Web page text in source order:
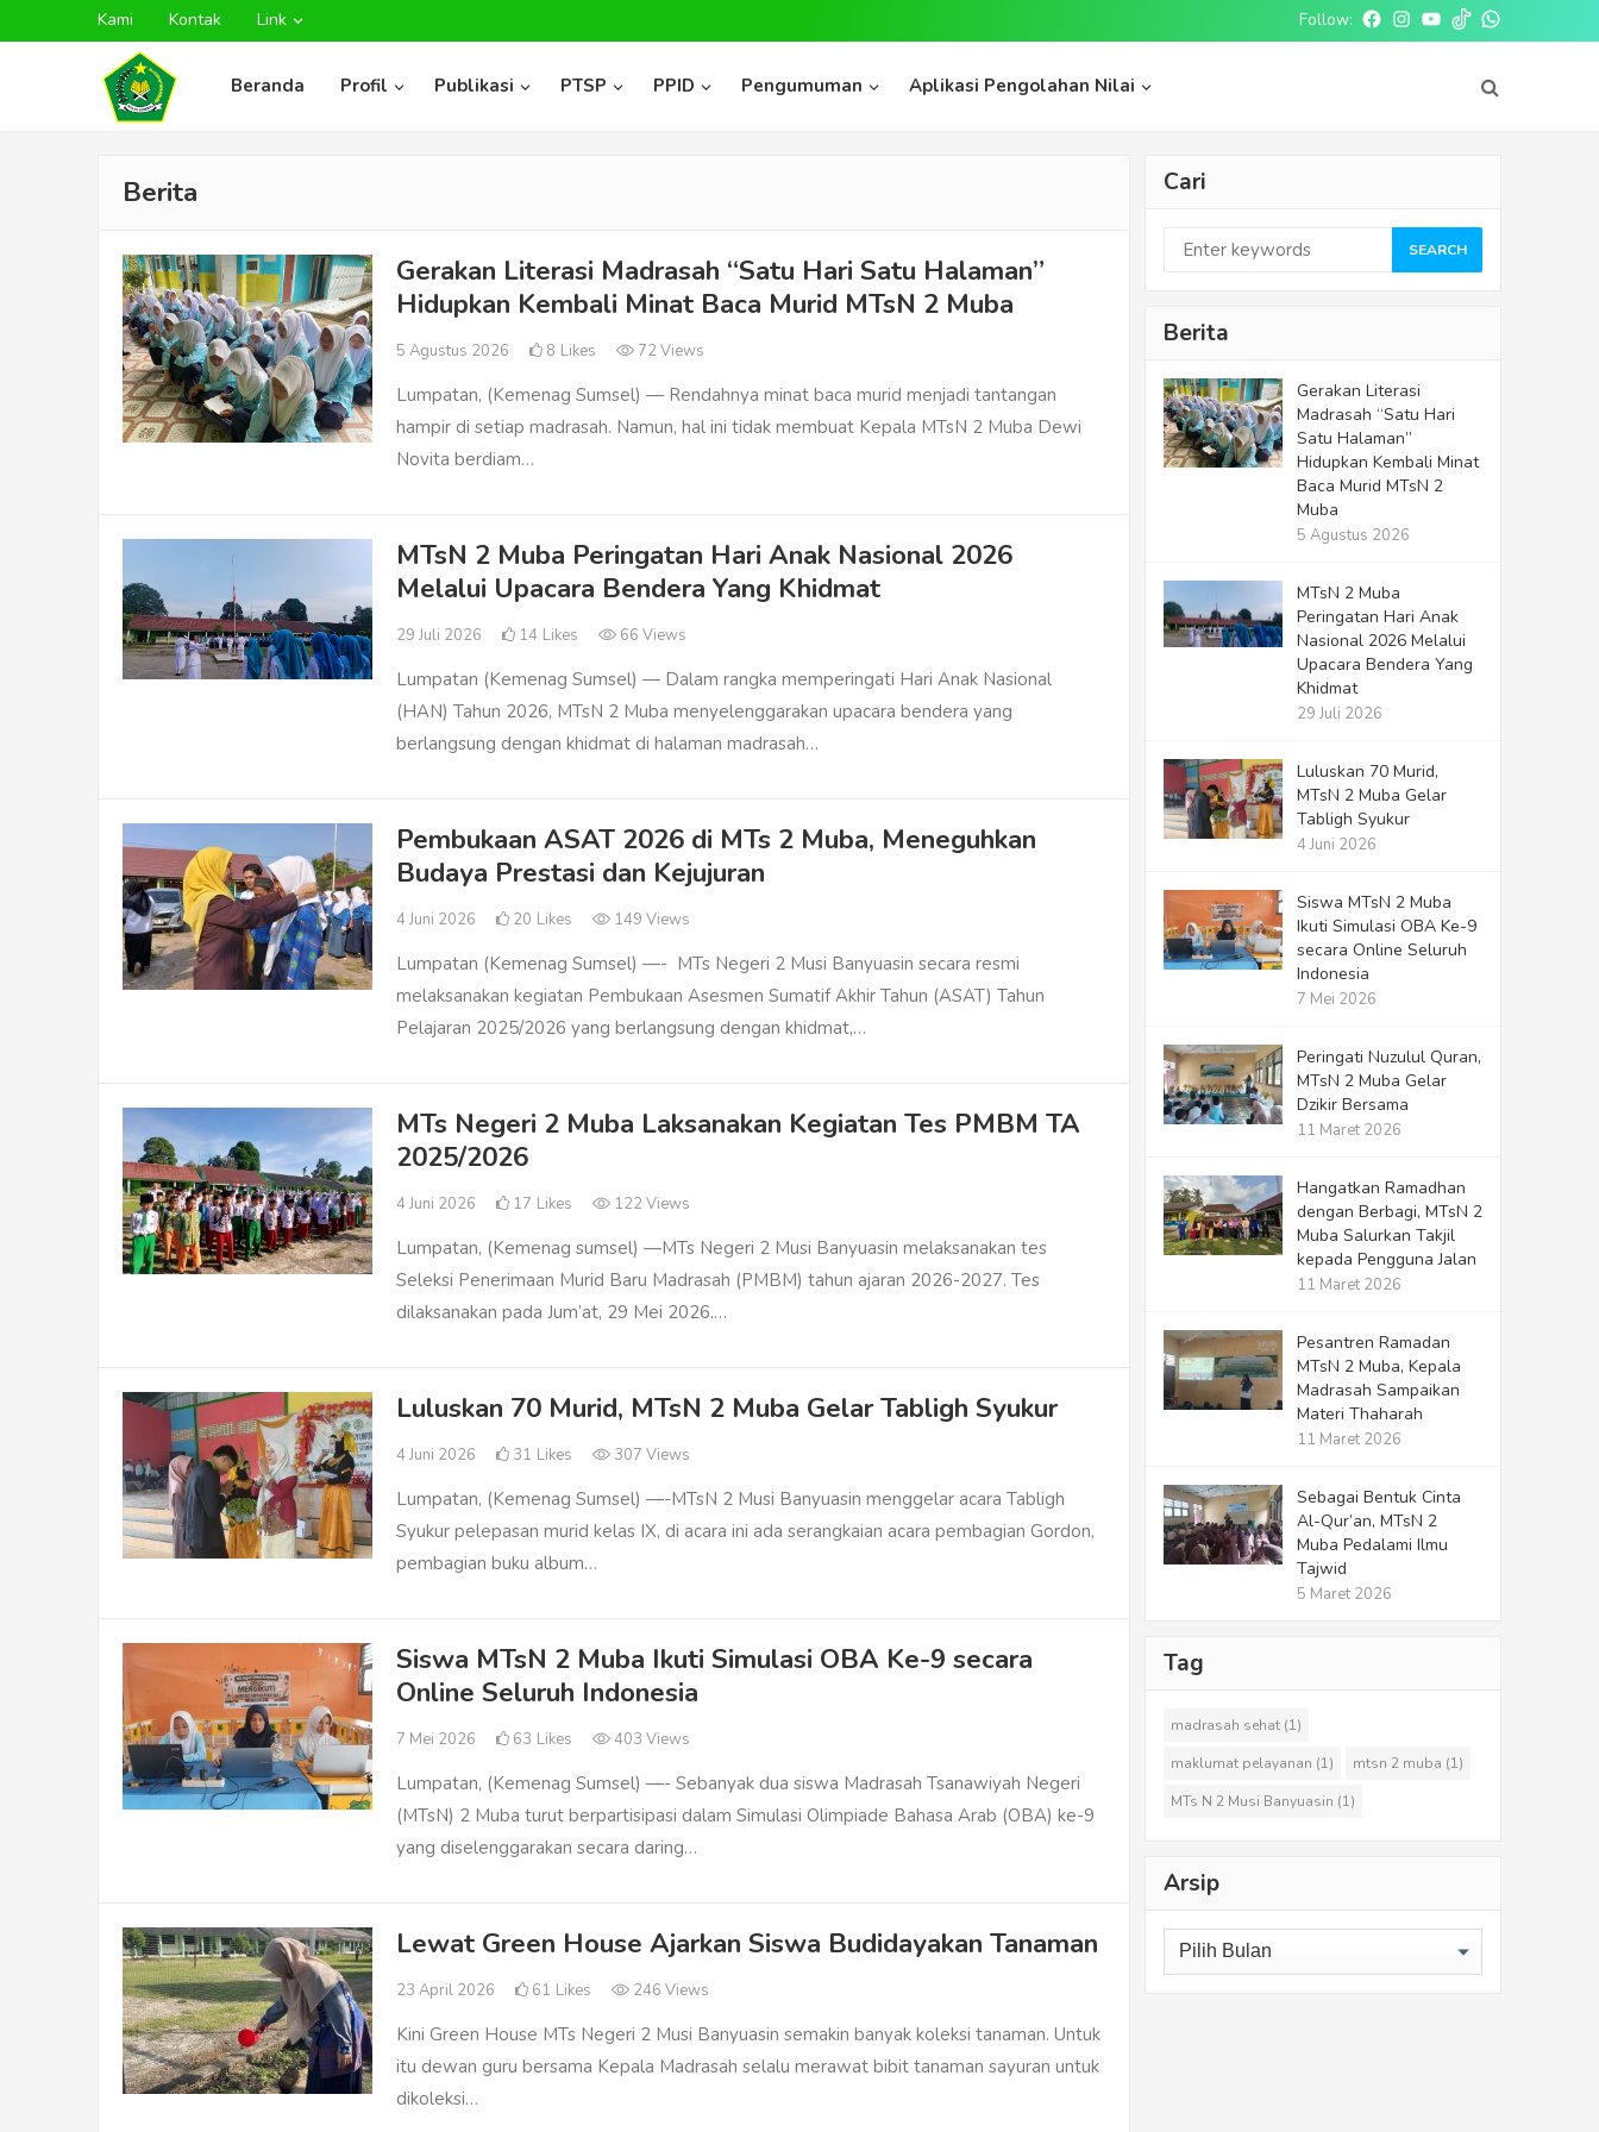
Kami Kontak Link Follow: FacebookInstagram
Youtube
tiktokwhatsapp
Beranda Profil Publikasi PTSP PPID Pengumuman Aplikasi Pengolahan Nilai
Berita
Gerakan Literasi Madrasah “Satu Hari Satu Halaman”
Hidupkan Kembali Minat Baca Murid MTsN 2 Muba
5 Agustus 2026 8 Likes 72 Views
Lumpatan, (Kemenag Sumsel) — Rendahnya minat baca murid menjadi tantangan
hampir di setiap madrasah. Namun, hal ini tidak membuat Kepala MTsN 2 Muba Dewi
Novita berdiam…
MTsN 2 Muba Peringatan Hari Anak Nasional 2026
Melalui Upacara Bendera Yang Khidmat
29 Juli 2026 14 Likes 66 Views
Lumpatan (Kemenag Sumsel) — Dalam rangka memperingati Hari Anak Nasional
(HAN) Tahun 2026, MTsN 2 Muba menyelenggarakan upacara bendera yang
berlangsung dengan khidmat di halaman madrasah…
Pembukaan ASAT 2026 di MTs 2 Muba, Meneguhkan
Budaya Prestasi dan Kejujuran
4 Juni 2026 20 Likes 149 Views
Lumpatan (Kemenag Sumsel) —- MTs Negeri 2 Musi Banyuasin secara resmi
melaksanakan kegiatan Pembukaan Asesmen Sumatif Akhir Tahun (ASAT) Tahun
Pelajaran 2025/2026 yang berlangsung dengan khidmat,…
MTs Negeri 2 Muba Laksanakan Kegiatan Tes PMBM TA
2025/2026
4 Juni 2026 17 Likes 122 Views
Lumpatan, (Kemenag sumsel) —MTs Negeri 2 Musi Banyuasin melaksanakan tes
Seleksi Penerimaan Murid Baru Madrasah (PMBM) tahun ajaran 2026-2027. Tes
dilaksanakan pada Jum’at, 29 Mei 2026.…
Luluskan 70 Murid, MTsN 2 Muba Gelar Tabligh Syukur
4 Juni 2026 31 Likes 307 Views
Lumpatan, (Kemenag Sumsel) —-MTsN 2 Musi Banyuasin menggelar acara Tabligh
Syukur pelepasan murid kelas IX, di acara ini ada serangkaian acara pembagian Gordon,
pembagian buku album…
Siswa MTsN 2 Muba Ikuti Simulasi OBA Ke-9 secara
Online Seluruh Indonesia
7 Mei 2026 63 Likes 403 Views
Lumpatan, (Kemenag Sumsel) —- Sebanyak dua siswa Madrasah Tsanawiyah Negeri
(MTsN) 2 Muba turut berpartisipasi dalam Simulasi Olimpiade Bahasa Arab (OBA) ke-9
yang diselenggarakan secara daring…
Lewat Green House Ajarkan Siswa Budidayakan Tanaman
23 April 2026 61 Likes 246 Views
Kini Green House MTs Negeri 2 Musi Banyuasin semakin banyak koleksi tanaman. Untuk
itu dewan guru bersama Kepala Madrasah selalu merawat bibit tanaman sayuran untuk
dikoleksi…
Cari
SEARCH
Berita
Gerakan Literasi
Madrasah “Satu Hari
Satu Halaman”
Hidupkan Kembali Minat
Baca Murid MTsN 2
Muba
5 Agustus 2026
MTsN 2 Muba
Peringatan Hari Anak
Nasional 2026 Melalui
Upacara Bendera Yang
Khidmat
29 Juli 2026
Luluskan 70 Murid,
MTsN 2 Muba Gelar
Tabligh Syukur
4 Juni 2026
Siswa MTsN 2 Muba
Ikuti Simulasi OBA Ke-9
secara Online Seluruh
Indonesia
7 Mei 2026
Peringati Nuzulul Quran,
MTsN 2 Muba Gelar
Dzikir Bersama
11 Maret 2026
Hangatkan Ramadhan
dengan Berbagi, MTsN 2
Muba Salurkan Takjil
kepada Pengguna Jalan
11 Maret 2026
Pesantren Ramadan
MTsN 2 Muba, Kepala
Madrasah Sampaikan
Materi Thaharah
11 Maret 2026
Sebagai Bentuk Cinta
Al-Qur’an, MTsN 2
Muba Pedalami Ilmu
Tajwid
5 Maret 2026
Tag
madrasah sehat (1)
maklumat pelayanan (1) mtsn 2 muba (1)
MTs N 2 Musi Banyuasin (1)
Arsip
Arsip